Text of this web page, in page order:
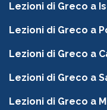
Lezioni di Greco a
Lezioni di Greco a
Lezioni di Greco a
Lezioni di Greco a
Lezioni di Greco a